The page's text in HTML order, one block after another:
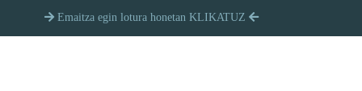
Emaitza egin lotura honetan KLIKATUZ